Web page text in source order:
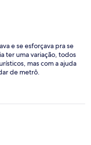
e se esforçava pra se
ter uma variação, todos
mas com a ajuda
de metrô.